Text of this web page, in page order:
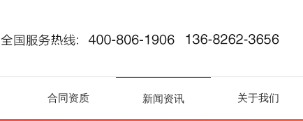
合同资质 新闻资讯 关于我们